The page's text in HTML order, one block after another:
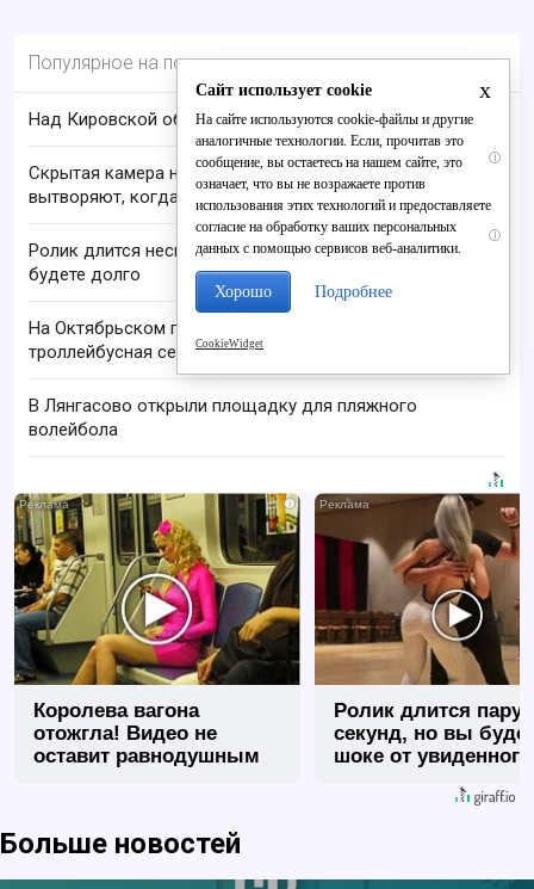
Популярное на портале
Над Кировской областью сбили БПЛА
i
Скрытая камера на пляже Крыма: Что люди
вытворяют, когда их не видят...
i
Ролик длится несколько секунд, а смеяться вы
будете долго
На Октябрьском проспекте оборвалась
троллейбусная сеть
В Лянгасово открыли площадку для пляжного
волейбола
i
Королева вагона
отожгла! Видео не
оставит равнодушным
Ролик длится пару
секунд, но вы
шоке от увиденного
Больше новостей
x
Сайт использует cookie
На сайте используются cookie-файлы и другие
аналогичные технологии. Если, прочитав это
сообщение, вы остаетесь на нашем сайте, это
означает, что вы не возражаете против
использования этих технологий и предоставляете
согласие на обработку ваших персональных
данных с помощью сервисов веб-аналитики.
Хорошо Подробнее
CookieWidget